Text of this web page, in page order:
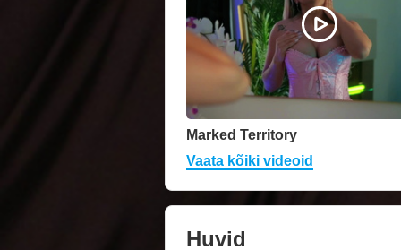
Marked Territory
Vaata kõiki videoid
Huvid